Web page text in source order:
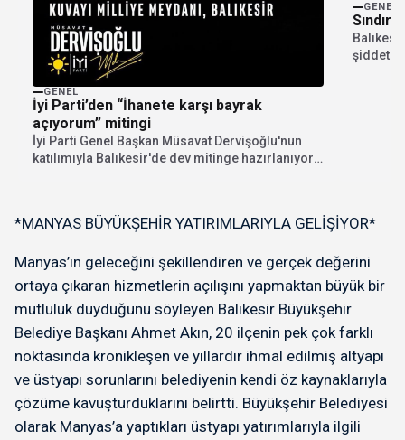
GENEL
İyi Parti’den “İhanete karşı bayrak
açıyorum” mitingi
İyi Parti Genel Başkan Müsavat Dervişoğlu'nun
katılımıyla Balıkesir'de dev mitinge hazırlanıyor.
GENEL
*MANYAS BÜYÜKŞEHİR YATIRIMLARIYLA GELİŞİYOR*
Manyas’ın geleceğini şekillendiren ve gerçek değerini
ortaya çıkaran hizmetlerin açılışını yapmaktan büyük bir
mutluluk duyduğunu söyleyen Balıkesir Büyükşehir
Belediye Başkanı Ahmet Akın, 20 ilçenin pek çok farklı
noktasında kronikleşen ve yıllardır ihmal edilmiş altyapı
ve üstyapı sorunlarını belediyenin kendi öz kaynaklarıyla
çözüme kavuşturduklarını belirtti. Büyükşehir Belediyesi
olarak Manyas’a yaptıkları üstyapı yatırımlarıyla ilgili